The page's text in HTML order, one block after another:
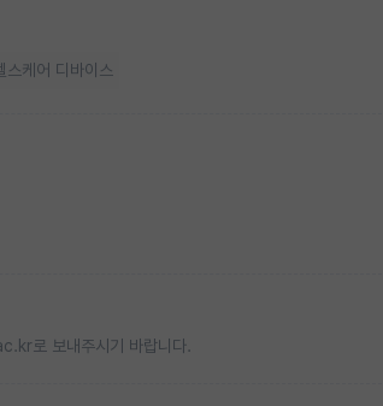
스케어 디바이스
로 보내주시기 바랍니다.